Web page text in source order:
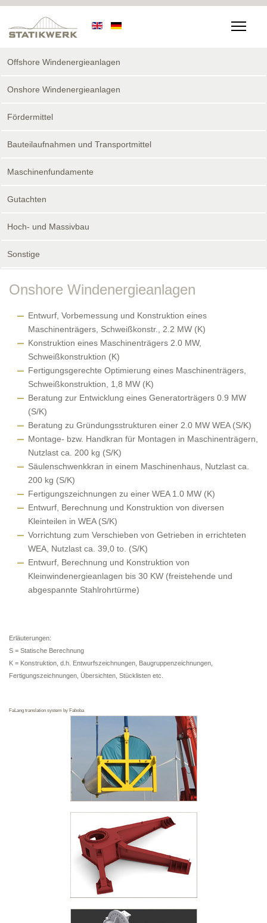
Offshore Windenergieanlagen
Onshore Windenergieanlagen
Fördermittel
Bauteilaufnahmen und Transportmittel
Maschinenfundamente
Gutachten
Hoch- und Massivbau
Sonstige
Onshore Windenergieanlagen
Entwurf, Vorbemessung und Konstruktion eines
Maschinenträgers, Schweißkonstr., 2.2 MW (K)
Konstruktion eines Maschinenträgers 2.0 MW,
Schweißkonstruktion (K)
Fertigungsgerechte Optimierung eines Maschinenträgers,
Schweißkonstruktion, 1,8 MW (K)
Beratung zur Entwicklung eines Generatorträgers 0.9 MW
(S/K)
Beratung zu Gründungsstrukturen einer 2.0 MW WEA (S/K)
Montage- bzw. Handkran für Montagen in Maschinenträgern,
Nutzlast ca. 200 kg (S/K)
Säulenschwenkkran in einem Maschinenhaus, Nutzlast ca.
200 kg (S/K)
Fertigungszeichnungen zu einer WEA 1.0 MW (K)
Entwurf, Berechnung und Konstruktion von diversen
Kleinteilen in WEA (S/K)
Vorrichtung zum Verschieben von Getrieben in errichteten
WEA, Nutzlast ca. 39,0 to. (S/K)
Entwurf, Berechnung und Konstruktion von
Kleinwindenergieanlagen bis 30 KW (freistehende und
abgespannte Stahlrohrtürme)
Erläuterungen:
S = Statische Berechnung
K = Konstruktion, d.h. Entwurfszeichnungen, Baugruppenzeichnungen,
Fertigungszeichnungen, Übersichten, Stücklisten etc.
FaLang translation system by Faboba